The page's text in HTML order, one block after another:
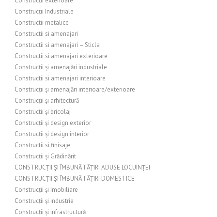
Construcții Industriale
Constructii metalice
Constructii si amenajari
Constructii si amenajari – Sticla
Constructii si amenajari exterioare
Construcții și amenajări industriale
Constructii si amenajari interioare
Construcții și amenajări interioare/exterioare
Construcții și arhitectură
Constructii și bricolaj
Construcții și design exterior
Construcții și design interior
Constructii si finisaje
Construcții și Grădinărit
CONSTRUCȚII ȘI ÎMBUNĂTĂȚIRI ADUSE LOCUINȚEI
CONSTRUCȚII ȘI ÎMBUNĂTĂȚIRI DOMESTICE
Construcții și Imobiliare
Construcții și industrie
Construcții și infrastructură